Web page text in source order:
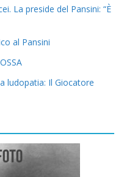
La preside del Pansini: “È
al Pansini
ludopatia: Il Giocatore